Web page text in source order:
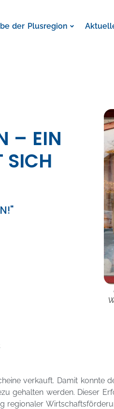
der Plusregion
– EIN
SICH
verkauft. Damit
gehalten werden. Dieser